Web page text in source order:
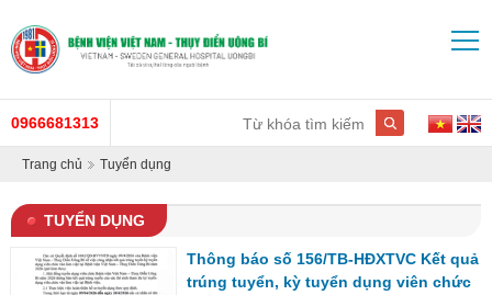
0966681313
Trang chủ Tuyển dụng
TUYỂN DỤNG
Thông báo số 156/TB-HĐXTVC Kết quả
trúng tuyển, kỳ tuyển dụng viên chức